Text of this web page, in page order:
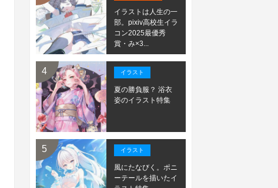
イラストは人生の一
部。pixiv高校生イラ
コン2025最優秀
賞・み×3...
イラスト
夏の勝負服？ 浴衣
姿のイラスト特集
イラスト
風にたなびく。ポニ
ーテールを描いたイ